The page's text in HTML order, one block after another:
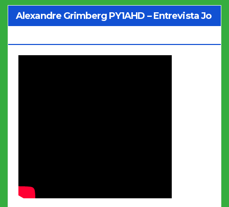
Alexandre Grimberg PY1AHD – Entrevista Jo